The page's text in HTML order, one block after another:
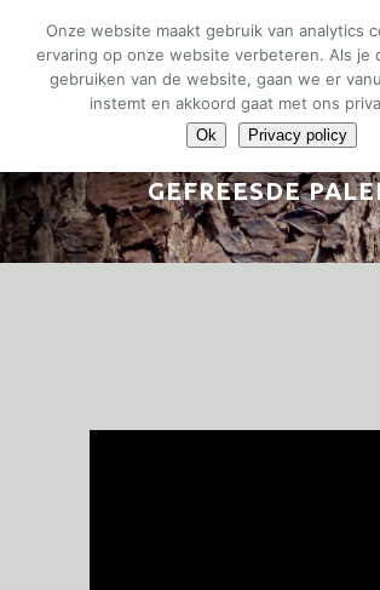
GEFREESDE
Onze website maakt gebruik van analytics
ervaring op onze website verbeteren. Als je
gebruiken van de website, gaan we er
instemt en akkoord gaat met ons
Ok Privacy policy